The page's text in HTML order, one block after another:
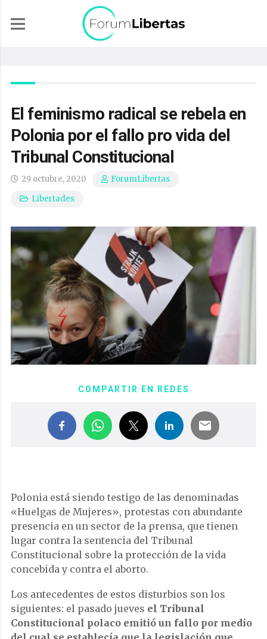
El feminismo radical se rebela en
Polonia por el fallo pro vida del
Tribunal Constitucional
29 octubre, 2020
ForumLibertas
Libertades
COMPARTIR EN REDES
Polonia está siendo testigo de las denominadas
«Huelgas de Mujeres», protestas con abundante
presencia en un sector de la prensa, que tienen
lugar contra la sentencia del Tribunal
Constitucional sobre la protección de la vida
concebida y contra el aborto.
Los antecedentes de estos disturbios son los
siguientes: el pasado jueves el Tribunal
Constitucional polaco emitió un fallo por medio